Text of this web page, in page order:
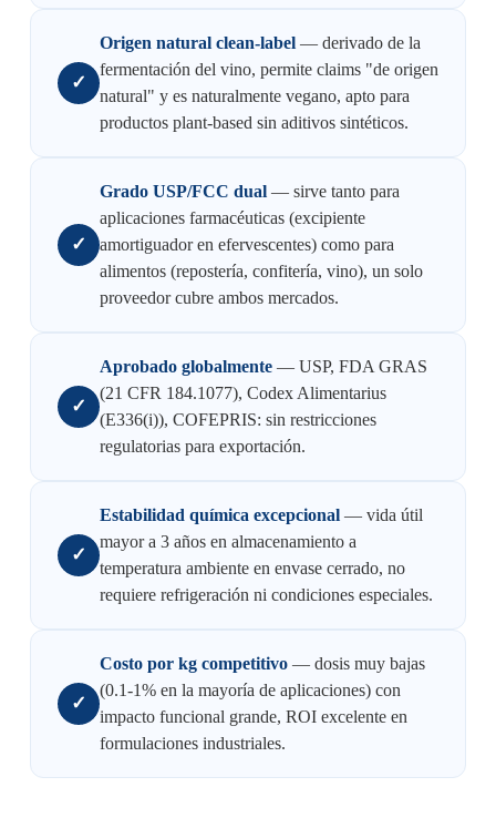
✓
Origen natural clean-label— derivado de la
fermentación del vino, permite claims "de origen
natural" y es naturalmente vegano, apto para
productos plant-based sin aditivos sintéticos.
✓
Grado USP/FCC dual— sirve tanto para
aplicaciones farmacéuticas (excipiente
amortiguador en efervescentes) como para
alimentos (repostería, confitería, vino), un solo
proveedor cubre ambos mercados.
✓
Aprobado globalmente— USP, FDA GRAS
(21 CFR 184.1077), Codex Alimentarius
(E336(i)), COFEPRIS: sin restricciones
regulatorias para exportación.
✓
Estabilidad química excepcional— vida útil
mayor a 3 años en almacenamiento a
temperatura ambiente en envase cerrado, no
requiere refrigeración ni condiciones especiales.
✓
Costo por kg competitivo— dosis muy bajas
(0.1-1% en la mayoría de aplicaciones) con
impacto funcional grande, ROI excelente en
formulaciones industriales.